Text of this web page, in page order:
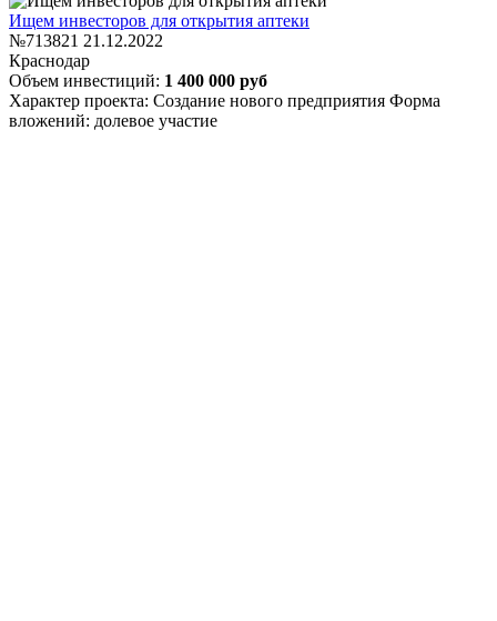
Ищем инвесторов для открытия аптеки
№713821 21.12.2022
Краснодар
Объем инвестиций: 1 400 000 руб
Характер проекта: Создание нового предприятия Форма
вложений: долевое участие